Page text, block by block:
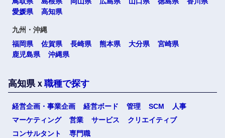
愛媛県
高知県
九州・沖縄
福岡県
佐賀県 長崎県 熊本県 大分県
宮崎県
鹿児島県
沖縄県
高知県ｘ 職種で探す
経営企画・事業企画 経営ボード 管理 SCM
人事
マーケティング
営業 サービス
クリエイティブ
コンサルタント
専門職